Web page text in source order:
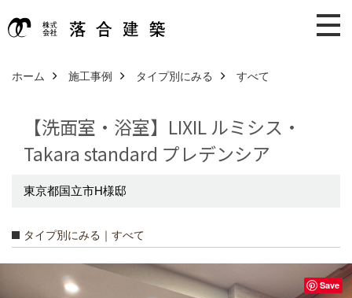
ホーム 施工事例 タイプ別にみる すべて
【洗面室・浴室】LIXIL ルミシス・
Takara standard プレデンシア
東京都国立市H様邸
タイプ別にみる｜すべて
Save